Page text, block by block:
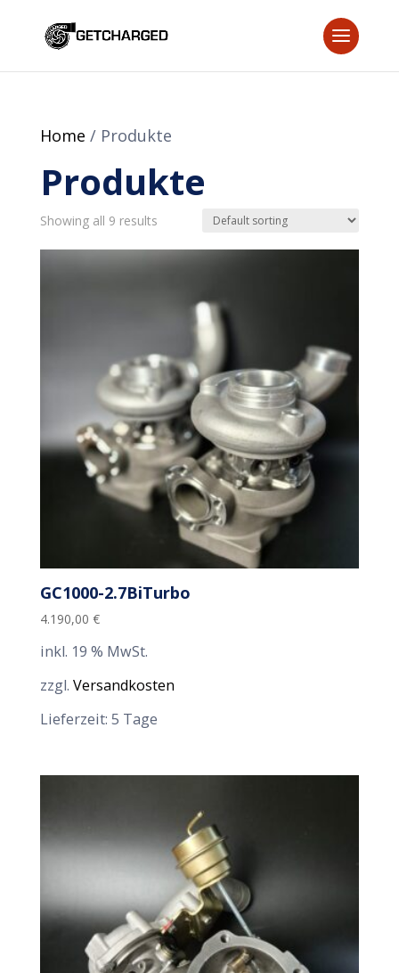
Home / Produkte
Produkte
Showing all 9 results
GC1000-2.7BiTurbo
4.190,00 €
inkl. 19 % MwSt.
zzgl. Versandkosten
Lieferzeit: 5 Tage